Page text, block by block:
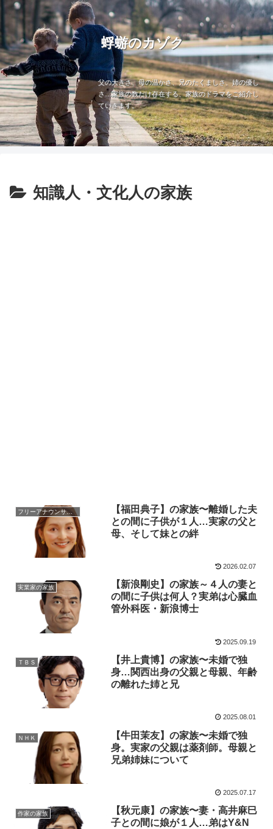
蜉蝣のカゾク
父の大きさ、母の温かさ、兄のたくましさ、姉の優し
さ…家族の数だけ存在する、家族のドラマをご紹介し
ていきます。
知識人・文化人の家族
フリーアナウンサーの家族
【福田典子】の家族〜離婚した夫
との間に子供が１人…実家の父と
母、そして妹との絆
2026.02.07
実業家の家族
【新浪剛史】の家族～４人の妻と
の間に子供は何人？実弟は心臓血
管外科医・新浪博士
2025.09.19
ＴＢＳ
【井上貴博】の家族〜未婚で独
身…関西出身の父親と母親、年齢
の離れた姉と兄
2025.08.01
ＮＨＫ
【牛田茉友】の家族〜未婚で独
身。実家の父親は薬剤師。母親と
兄弟姉妹について
2025.07.17
作家の家族
【秋元康】の家族〜妻・高井麻巳
子との間に娘が１人…弟はY&N